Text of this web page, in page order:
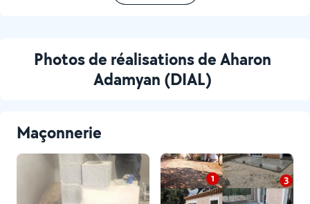
Photos de réalisations de Aharon
Adamyan (DIAL)
Maçonnerie